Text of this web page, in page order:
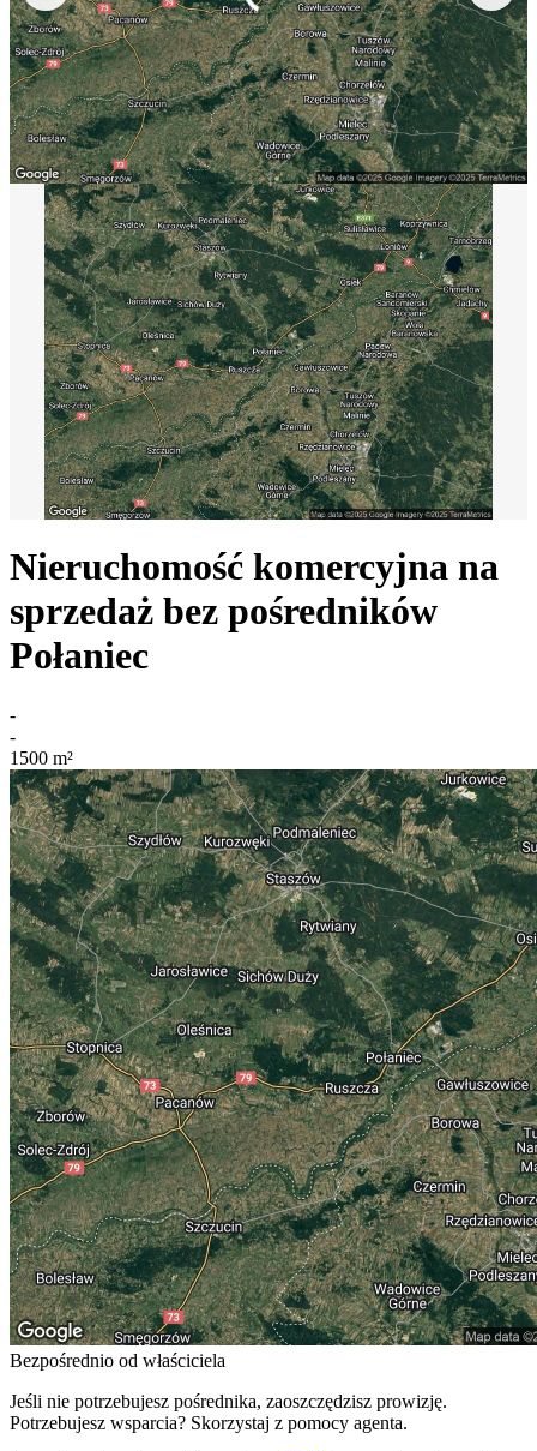
Nieruchomość komercyjna na
sprzedaż bez pośredników
Połaniec
-
-
1500 m²
Bezpośrednio od właściciela
Jeśli nie potrzebujesz pośrednika, zaoszczędzisz prowizję.
Potrzebujesz wsparcia? Skorzystaj z pomocy agenta.